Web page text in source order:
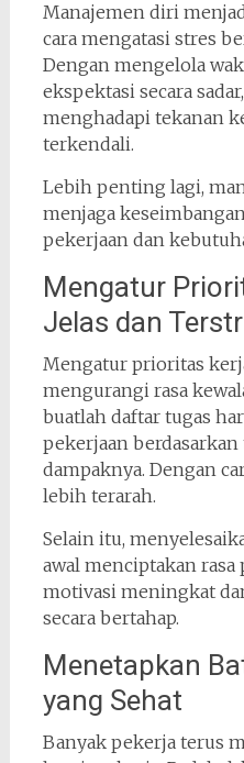
Manajemen diri
cara mengatasi stres
Dengan mengelola
ekspektasi secara
menghadapi tekanan
terkendali.
Lebih penting lagi,
menjaga
pekerjaan dan
Mengatur
Jelas dan
Mengatur prioritas
mengurangi rasa
buatlah daftar tugas
pekerjaan
dampaknya. Dengan
lebih terarah.
Selain itu,
awal menciptakan rasa
motivasi meningkat
secara bertahap.
Menetapkan
yang Sehat
Banyak pekerja terus